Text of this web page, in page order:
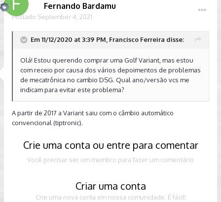
Fernando Bardamu
Postado September 4, 2021
Em 11/12/2020 at 3:39 PM, Francisco Ferreira disse:
Olá! Estou querendo comprar uma Golf Variant, mas estou
com receio por causa dos vários depoimentos de problemas
de mecatrônica no cambio DSG. Qual ano/versão vcs me
indicam para evitar este problema?
A partir de 2017 a Variant saiu com o câmbio automático
convencional (tiptronic).
Crie uma conta ou entre para comentar
Você precisar ser um membro para fazer um comentário
Criar uma conta
Crie uma nova conta em nossa comunidade. É fácil!